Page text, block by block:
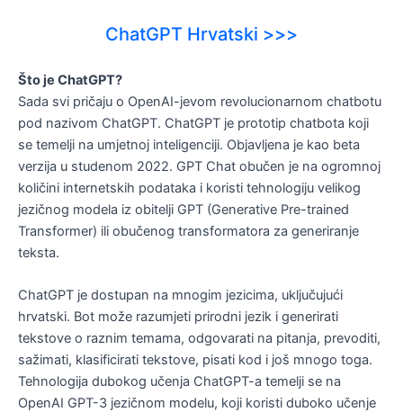
ChatGPT Hrvatski >>>
Što je ChatGPT?
Sada svi pričaju o OpenAI-jevom revolucionarnom chatbotu
pod nazivom ChatGPT. ChatGPT je prototip chatbota koji
se temelji na umjetnoj inteligenciji. Objavljena je kao beta
verzija u studenom 2022. GPT Chat obučen je na ogromnoj
količini internetskih podataka i koristi tehnologiju velikog
jezičnog modela iz obitelji GPT (Generative Pre-trained
Transformer) ili obučenog transformatora za generiranje
teksta.
ChatGPT je dostupan na mnogim jezicima, uključujući
hrvatski. Bot može razumjeti prirodni jezik i generirati
tekstove o raznim temama, odgovarati na pitanja, prevoditi,
sažimati, klasificirati tekstove, pisati kod i još mnogo toga.
Tehnologija dubokog učenja ChatGPT-a temelji se na
OpenAI GPT-3 jezičnom modelu, koji koristi duboko učenje